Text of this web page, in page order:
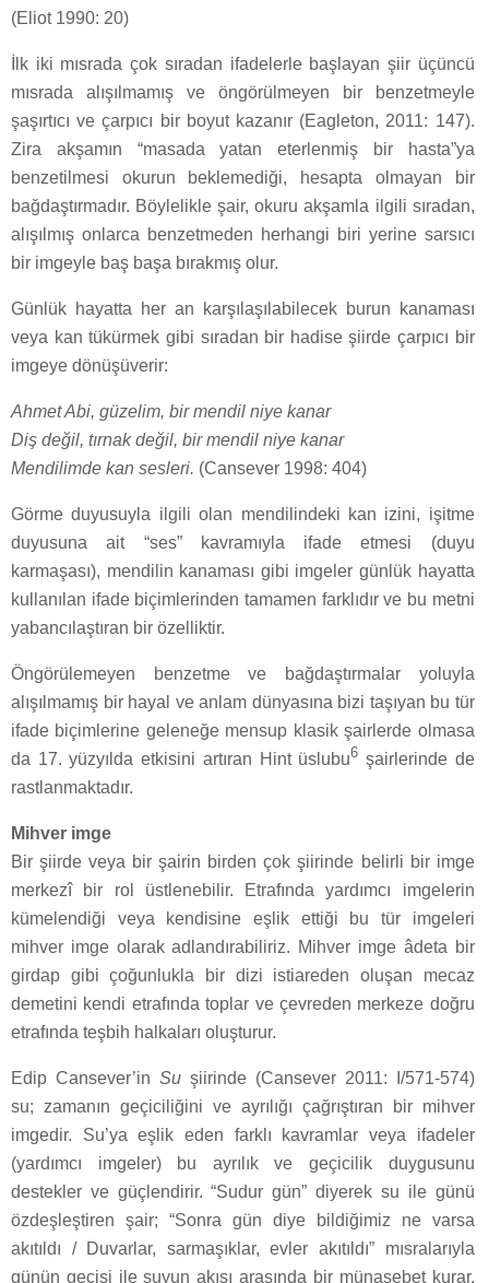
(Eliot 1990: 20)
İlk iki mısrada çok sıradan ifadelerle başlayan şiir üçüncü
mısrada alışılmamış ve öngörülmeyen bir benzetmeyle
şaşırtıcı ve çarpıcı bir boyut kazanır (Eagleton, 2011: 147).
Zira akşamın “masada yatan eterlenmiş bir hasta”ya
benzetilmesi okurun beklemediği, hesapta olmayan bir
bağdaştırmadır. Böylelikle şair, okuru akşamla ilgili sıradan,
alışılmış onlarca benzetmeden herhangi biri yerine sarsıcı
bir imgeyle baş başa bırakmış olur.
Günlük hayatta her an karşılaşılabilecek burun kanaması
veya kan tükürmek gibi sıradan bir hadise şiirde çarpıcı bir
imgeye dönüşüverir:
Ahmet Abi, güzelim, bir mendil niye kanar
Diş değil, tırnak değil, bir mendil niye kanar
Mendilimde kan sesleri. (Cansever 1998: 404)
Görme duyusuyla ilgili olan mendilindeki kan izini, işitme
duyusuna ait “ses” kavramıyla ifade etmesi (duyu
karmaşası), mendilin kanaması gibi imgeler günlük hayatta
kullanılan ifade biçimlerinden tamamen farklıdır ve bu metni
yabancılaştıran bir özelliktir.
Öngörülemeyen benzetme ve bağdaştırmalar yoluyla
alışılmamış bir hayal ve anlam dünyasına bizi taşıyan bu tür
ifade biçimlerine geleneğe mensup klasik şairlerde olmasa
da 17. yüzyılda etkisini artıran Hint üslubu6 şairlerinde de
rastlanmaktadır.
Mihver imge
Bir şiirde veya bir şairin birden çok şiirinde belirli bir imge
merkezî bir rol üstlenebilir. Etrafında yardımcı imgelerin
kümelendiği veya kendisine eşlik ettiği bu tür imgeleri
mihver imge olarak adlandırabiliriz. Mihver imge âdeta bir
girdap gibi çoğunlukla bir dizi istiareden oluşan mecaz
demetini kendi etrafında toplar ve çevreden merkeze doğru
etrafında teşbih halkaları oluşturur.
Edip Cansever’in Suşiirinde (Cansever 2011: I/571-574)
su; zamanın geçiciliğini ve ayrılığı çağrıştıran bir mihver
imgedir. Su’ya eşlik eden farklı kavramlar veya ifadeler
(yardımcı imgeler) bu ayrılık ve geçicilik duygusunu
destekler ve güçlendirir. “Sudur gün” diyerek su ile günü
özdeşleştiren şair; “Sonra gün diye bildiğimiz ne varsa
akıtıldı / Duvarlar, sarmaşıklar, evler akıtıldı” mısralarıyla
günün geçişi ile suyun akışı arasında bir münasebet kurar,